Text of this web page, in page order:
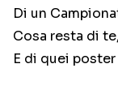
Di un
Cosa resta di
E di quei